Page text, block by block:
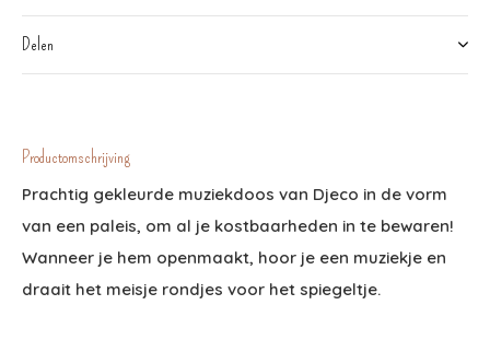
Delen
Productomschrijving
Prachtig gekleurde muziekdoos van Djeco in de vorm
van een paleis, om al je kostbaarheden in te bewaren!
Wanneer je hem openmaakt, hoor je een muziekje en
draait het meisje rondjes voor het spiegeltje.